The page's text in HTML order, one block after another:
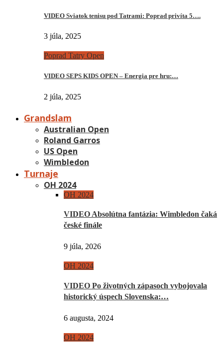
VIDEO Sviatok tenisu pod Tatrami: Poprad privíta 5….
3 júla, 2025
Poprad Tatry Open
VIDEO SEPS KIDS OPEN – Energia pre hru:…
2 júla, 2025
Grandslam
Australian Open
Roland Garros
US Open
Wimbledon
Turnaje
OH 2024
OH 2024
VIDEO Absolútna fantázia: Wimbledon čaká
české finále
9 júla, 2026
OH 2024
VIDEO Po životných zápasoch vybojovala
historický úspech Slovenska:…
6 augusta, 2024
OH 2024